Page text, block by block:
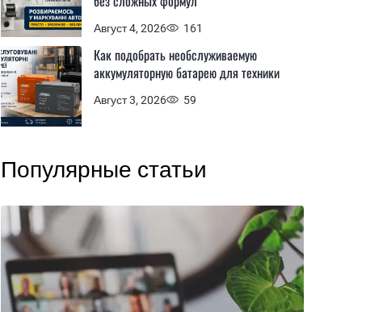
Август 4, 2026 161
Август 3, 2026 59
Как подобрать необслуживаемую
аккумуляторную батарею для техники
Популярные статьи